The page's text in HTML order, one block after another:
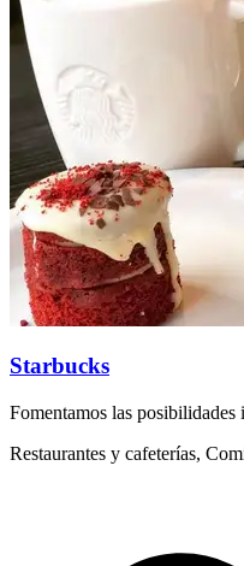
Starbucks
Fomentamos las
Restaurantes y cafeterías,